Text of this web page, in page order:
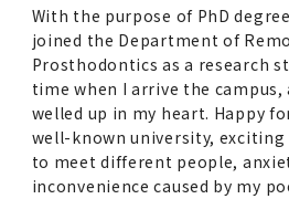
With the purpose of PhD
joined the Department of
Prosthodontics as a research
time when I arrive the
welled up in my heart. Happy
well-known university, exciting
to meet different people,
inconvenience caused by my